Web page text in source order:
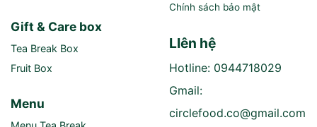
Gift & Care box
Tea Break Box
Fruit Box
Menu
Chính sách bảo mật
LIên hệ
Hotline: 0944718029
Gmail:
circlefood.co@gmail.com